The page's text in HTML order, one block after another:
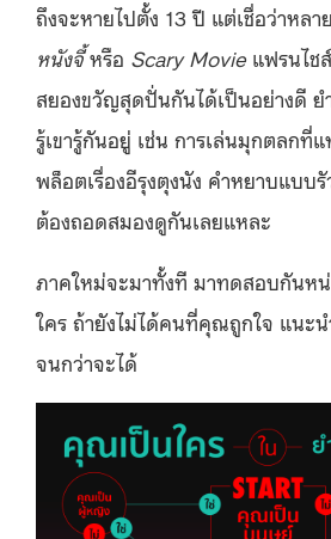
ถึงจะหายไปตั้ง 13 ปี แต่เชื่อว่าหลา
หนังจี้หรือ Scary Movie แฟรนไช
สยองขวัญสุดปั่นกันได้เป็นอย่างดี
รู้เขารู้กันอยู่ เช่น การเล่นมุกตลกที่
พล็อตเรื่องอีรุงตุงนัง คำหยาบแบบรั
ต้องถอดสมองดูกันเลยแหละ
ภาคใหม่จะมาทั้งที มาทดสอบกันห
ใคร ถ้ายังไม่ได้คนที่คุณถูกใจ แนะน
จนกว่าจะได้